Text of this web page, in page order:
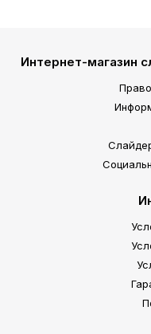
Интернет-магазин